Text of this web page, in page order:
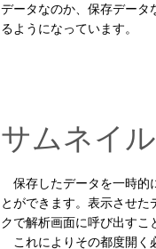
データなのか、保存データ
るようになっています。
サムネイ
保存したデータを一時的
とができます。表示させ
クで解析画面に呼び出すこ
これによりその都度開く